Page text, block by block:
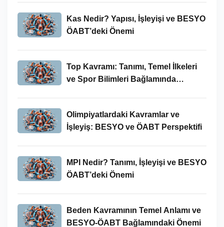
Kas Nedir? Yapısı, İşleyişi ve BESYO
ÖABT’deki Önemi
Top Kavramı: Tanımı, Temel İlkeleri
ve Spor Bilimleri Bağlamında
Olimpiyatlardaki Kavramlar ve
İşleyiş: BESYO ve ÖABT Perspektifi
MPI Nedir? Tanımı, İşleyişi ve BESYO
ÖABT’deki Önemi
Beden Kavramının Temel Anlamı ve
BESYO-ÖABT Bağlamındaki Önemi